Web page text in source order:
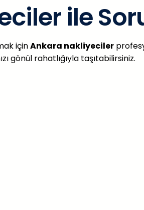
ile
içinAnkara nakliyeciler
gönül rahatlığıyla taşıtabilirsiniz.